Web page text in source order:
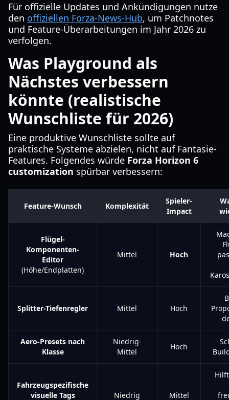
Für offizielle Updates und Ankündigungen nutze
den offiziellen Forza-News-Hub, um Patchnotes
und Feature-Überarbeitungen im Jahr 2026 zu
verfolgen.
Was Playground als
Nächstes verbessern
könnte (realistische
Wunschliste für 2026)
Eine produktive Wunschliste sollte auf
praktische Systeme abzielen, nicht auf Fantasie-
Features. Folgendes würde Forza Horizon 6
customization spürbar verbessern:
Feature-Wunsch Komplexität
Spieler-
Impact
Flügel-
Komponenten-
Editor
(Höhe/Endplatten)
Mittel Hoch
Splitter-Tiefenregler Mittel Hoch
Aero-Presets nach
Klasse
Niedrig-
Mittel
Hoch
Fahrzeugspezifische
visuelle Tags
Niedrig Mittel